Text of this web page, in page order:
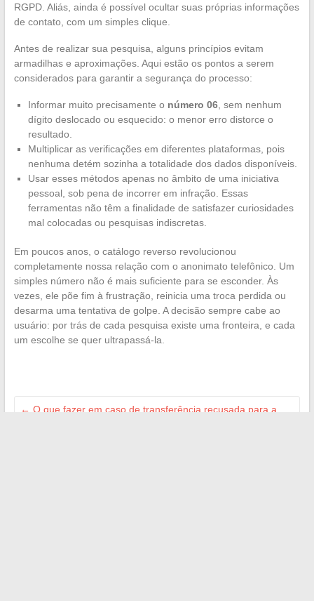
RGPD. Aliás, ainda é possível ocultar suas próprias informações
de contato, com um simples clique.
Antes de realizar sua pesquisa, alguns princípios evitam
armadilhas e aproximações. Aqui estão os pontos a serem
considerados para garantir a segurança do processo:
Informar muito precisamente o número 06, sem nenhum
dígito deslocado ou esquecido: o menor erro distorce o
resultado.
Multiplicar as verificações em diferentes plataformas, pois
nenhuma detém sozinha a totalidade dos dados disponíveis.
Usar esses métodos apenas no âmbito de uma iniciativa
pessoal, sob pena de incorrer em infração. Essas
ferramentas não têm a finalidade de satisfazer curiosidades
mal colocadas ou pesquisas indiscretas.
Em poucos anos, o catálogo reverso revolucionou
completamente nossa relação com o anonimato telefônico. Um
simples número não é mais suficiente para se esconder. Às
vezes, ele põe fim à frustração, reinicia uma troca perdida ou
desarma uma tentativa de golpe. A decisão sempre cabe ao
usuário: por trás de cada pesquisa existe uma fronteira, e cada
um escolhe se quer ultrapassá-la.
← O que fazer em caso de transferência recusada para a